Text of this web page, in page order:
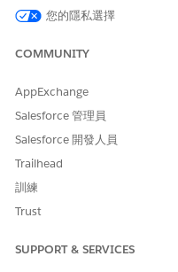
您的隱私選擇
COMMUNITY
AppExchange
Salesforce 管理員
Salesforce 開發人員
Trailhead
訓練
Trust
SUPPORT & SERVICES